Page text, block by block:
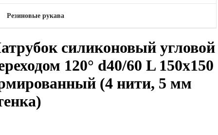
Резиновые рукава
силиконовый угловой
120° d40/60 L 150x150
(4 нити, 5 мм